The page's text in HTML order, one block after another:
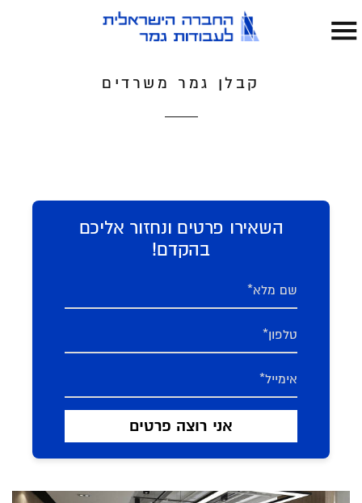
קבלן גמר משרדים
השאירו פרטים ונחזור אליכם
בהקדם!